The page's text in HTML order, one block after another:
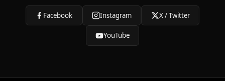
Facebook Instagram X / Twitter
YouTube